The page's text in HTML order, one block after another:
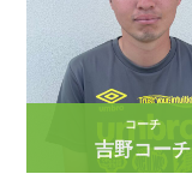
コーチ
吉野コーチ